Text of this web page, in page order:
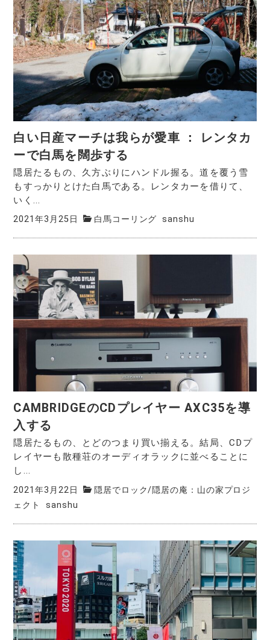
白い日産マーチは我らが愛車 ： レンタカ
ーで白馬を闊歩する
隠居たるもの、久方ぶりにハンドル握る。道を覆う雪
もすっかりとけた白馬である。レンタカーを借りて、
いく...
2021年3月25日 白馬コーリング sanshu
CAMBRIDGEのCDプレイヤー AXC35を導
入する
隠居たるもの、とどのつまり買い揃える。結局、CDプ
レイヤーも散種荘のオーディオラックに並べることに
し...
2021年3月22日 隠居でロック/隠居の庵：山の家プロジ
ェクト
sanshu